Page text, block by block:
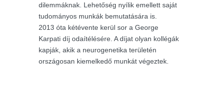
dilemmáknak. Lehetőség nyílik emellett saját
tudományos munkák bemutatására is.
2013 óta kétévente kerül sor a George
Karpati díj odaítélésére. A díjat olyan kollégák
kapják, akik a neurogenetika területén
országosan kiemelkedő munkát végeztek.